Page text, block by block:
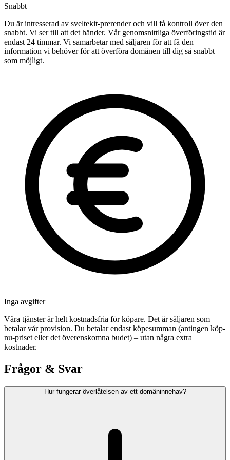
Snabbt
Du är intresserad av sveltekit-prerender och vill få kontroll över den
snabbt. Vi ser till att det händer. Vår genomsnittliga överföringstid är
endast 24 timmar. Vi samarbetar med säljaren för att få den
information vi behöver för att överföra domänen till dig så snabbt
som möjligt.
Inga avgifter
Våra tjänster är helt kostnadsfria för köpare. Det är säljaren som
betalar vår provision. Du betalar endast köpesumman (antingen köp-
nu-priset eller det överenskomna budet) – utan några extra
kostnader.
Frågor & Svar
Hur fungerar överlåtelsen av ett domäninnehav?